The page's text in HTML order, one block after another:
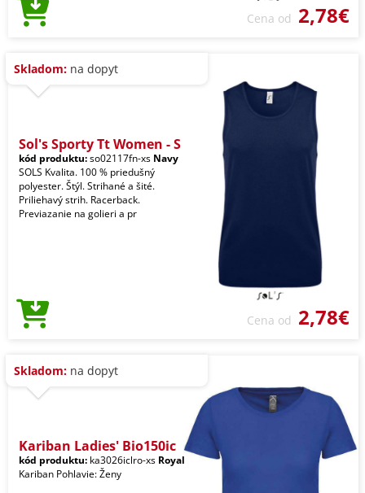
Cena od 2,78€
Skladom: na dopyt
Sol's Sporty Tt Women - S
kód produktu:so02117fn-xs Navy
SOLS Kvalita. 100 % priedušný
polyester. Štýl. Strihané a šité.
Priliehavý strih. Racerback.
Previazanie na golieri a pr
Cena od 2,78€
Skladom: na dopyt
Kariban Ladies' Bio150ic
kód produktu: ka3026iclro-xs Royal
Kariban Pohlavie: Ženy